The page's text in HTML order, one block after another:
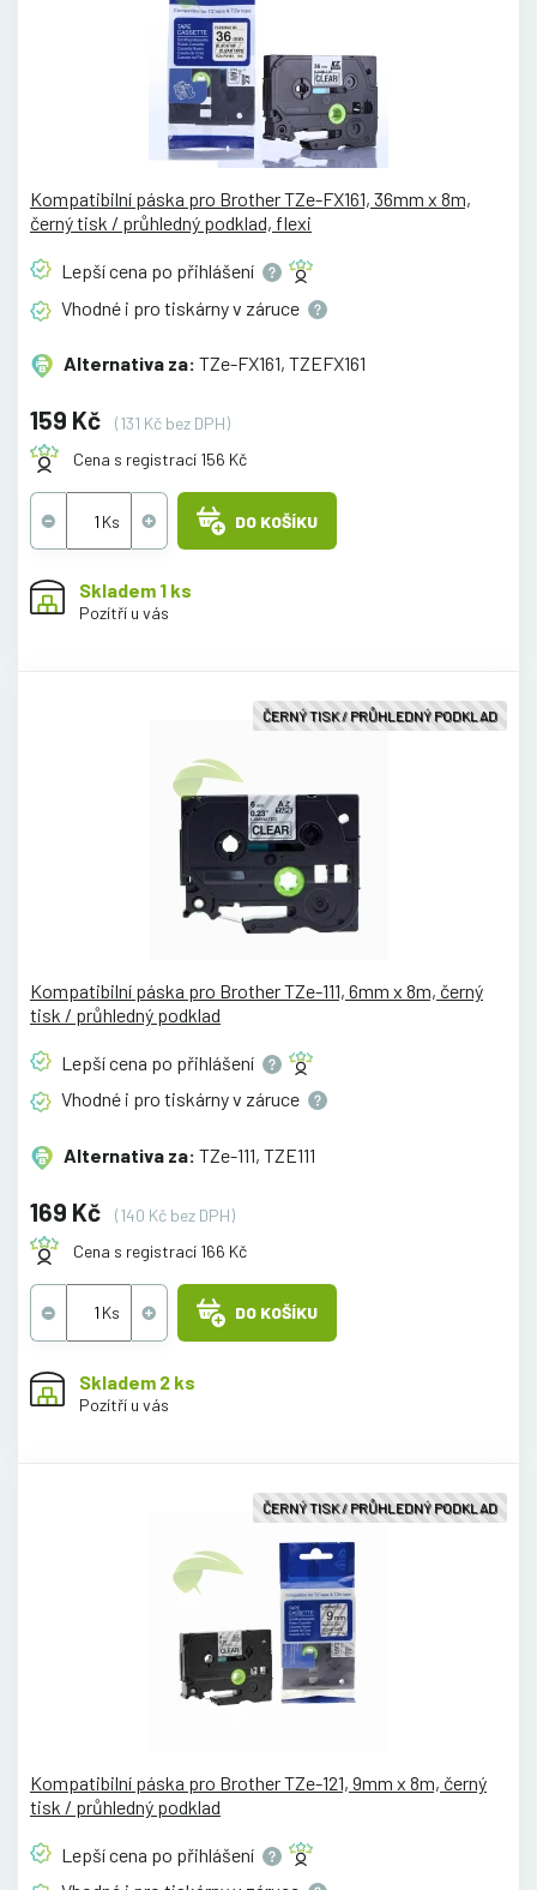
Kompatibilní páska pro Brother TZe-FX161, 36mm x 8m,
černý tisk / průhledný podklad, flexi
Lepší cena po přihlášení
Vhodné i pro tiskárny v záruce
Alternativa za: TZe-FX161, TZEFX161
159 Kč
(131 Kč bez DPH)
Cena s registrací 156 Kč
DO KOŠÍKU
Skladem 1 ks
Pozítří u vás
ČERNÝ TISK / PRŮHLEDNÝ PODKLAD
Kompatibilní páska pro Brother TZe-111, 6mm x 8m, černý
tisk / průhledný podklad
Lepší cena po přihlášení
Vhodné i pro tiskárny v záruce
Alternativa za: TZe-111, TZE111
169 Kč
(140 Kč bez DPH)
Cena s registrací 166 Kč
DO KOŠÍKU
Skladem 2 ks
Pozítří u vás
ČERNÝ TISK / PRŮHLEDNÝ PODKLAD
Kompatibilní páska pro Brother TZe-121, 9mm x 8m, černý
tisk / průhledný podklad
Lepší cena po přihlášení